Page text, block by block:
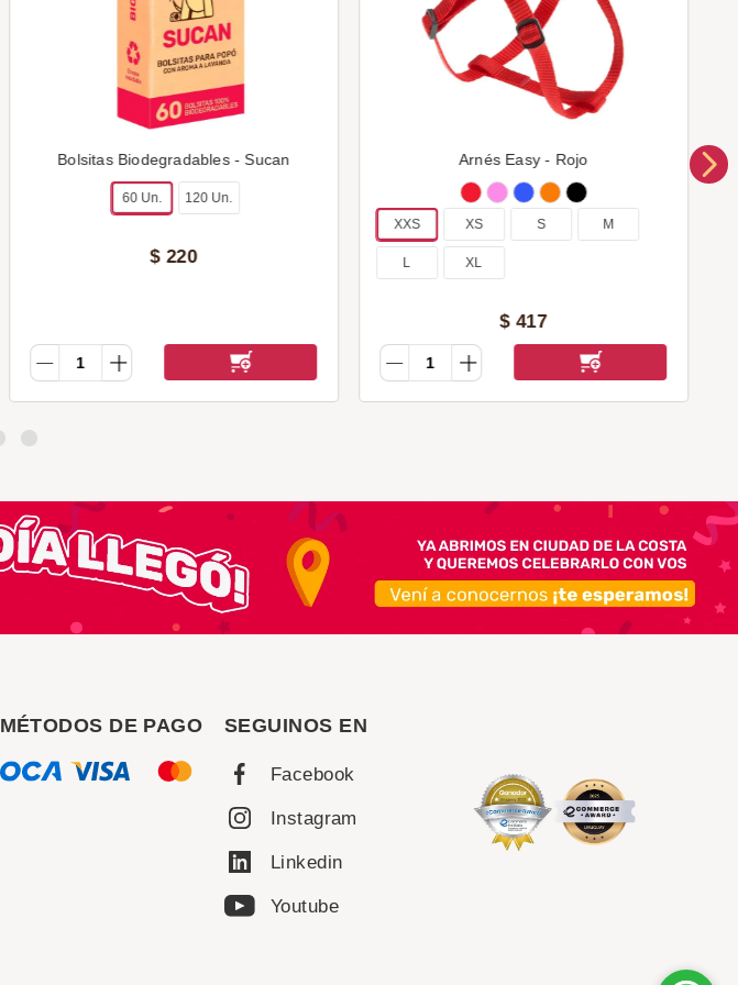
Bolsitas Biodegradables - Sucan
60 Un. 120 Un.
$ 220
Arnés Easy - Rojo
XXS XS S M
L XL
$ 417
MÉTODOS DE PAGO SEGUINOS EN
Facebook
Instagram
Linkedin
Youtube